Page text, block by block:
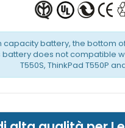
capacity battery, the bottom
battery does not compatible
T550S, ThinkPad T550P